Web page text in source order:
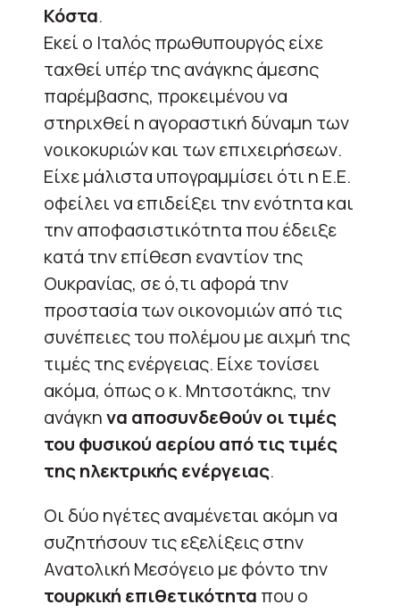
Κόστα.
Εκεί ο Ιταλός πρωθυπουργός είχε
ταχθεί υπέρ της ανάγκης άμεσης
παρέμβασης, προκειμένου να
στηριχθεί η αγοραστική δύναμη των
νοικοκυριών και των επιχειρήσεων.
Είχε μάλιστα υπογραμμίσει ότι η Ε.Ε.
οφείλει να επιδείξει την ενότητα και
την αποφασιστικότητα που έδειξε
κατά την επίθεση εναντίον της
Ουκρανίας, σε ό,τι αφορά την
προστασία των οικονομιών από τις
συνέπειες του πολέμου με αιχμή της
τιμές της ενέργειας. Είχε τονίσει
ακόμα, όπως ο κ. Μητσοτάκης, την
ανάγκηνα αποσυνδεθούν οι τιμές
του φυσικού αερίου από τις τιμές
της ηλεκτρικής ενέργειας.
Οι δύο ηγέτες αναμένεται ακόμη να
συζητήσουν τις εξελίξεις στην
Ανατολική Μεσόγειο με φόντο την
τουρκική επιθετικότητα που ο